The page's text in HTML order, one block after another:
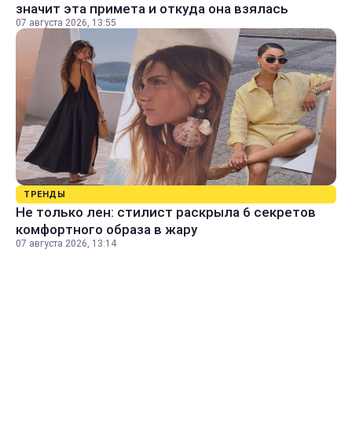
значит эта примета и откуда она взялась
07 августа 2026, 13:55
ТРЕНДЫ
Не только лен: стилист раскрыла 6 секретов
комфортного образа в жару
07 августа 2026, 13:14